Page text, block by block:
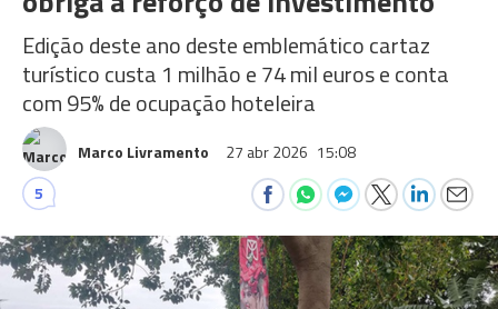
Edição deste ano deste emblemático cartaz
turístico custa 1 milhão e 74 mil euros e conta
com 95% de ocupação hoteleira
Marco Livramento 27 abr 2026 15:08
5